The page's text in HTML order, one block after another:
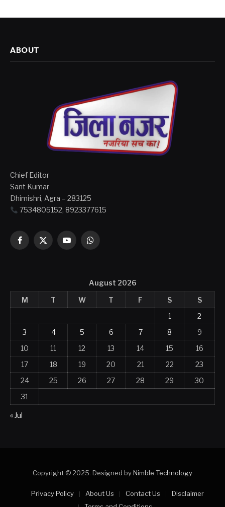
ABOUT
Chief Editor
Sant Kumar
Dhimishri, Agra – 283125
7534805152, 8923377615
Facebook
X
YouTubeWhatsApp
August 2026
M
T W T F S
S
1
2
3
4 5 6 7 8
9
10
11 12 13 14 15
16
17
18 19 20 21 22
23
24
25 26 27 28 29
30
31
« Jul
Copyright © 2025. Designed byNimble Technology
Privacy Policy About Us Contact Us
Disclaimer